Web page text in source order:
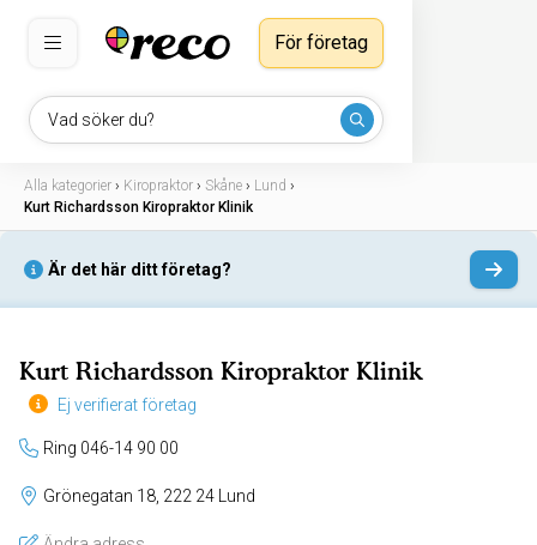
Vad söker du?
För företag
Alla kategorier › Kiropraktor › Skåne › Lund ›
Kurt Richardsson Kiropraktor Klinik
Är det här ditt företag?
Kurt Richardsson Kiropraktor Klinik
Ej verifierat företag
Ring 046-14 90 00
Grönegatan 18, 222 24 Lund